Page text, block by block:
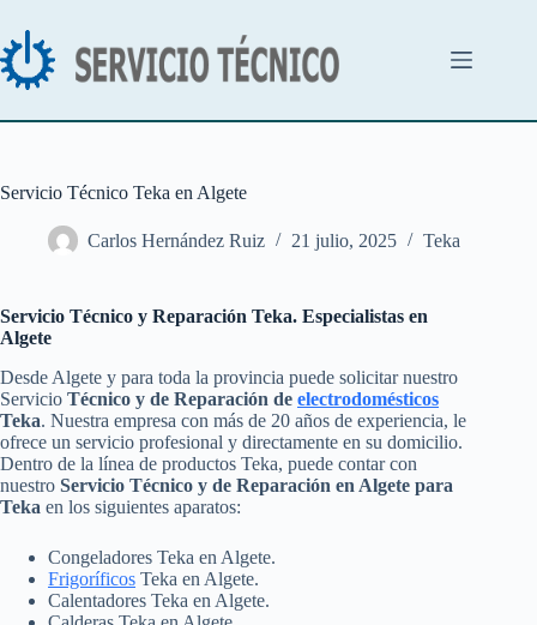
contenido
Servicio Técnico Teka en Algete
Carlos Hernández Ruiz 21 julio, 2025 Teka
Servicio Técnico y Reparación Teka. Especialistas en
Algete
Desde Algete y para toda la provincia puede solicitar nuestro
Servicio Técnico y de Reparación de electrodomésticos
Teka. Nuestra empresa con más de 20 años de experiencia, le
ofrece un servicio profesional y directamente en su domicilio.
Dentro de la línea de productos Teka, puede contar con
nuestro Servicio Técnico y de Reparación en Algete para
Teka en los siguientes aparatos:
Congeladores Teka en Algete.
Frigoríficos Teka en Algete.
Calentadores Teka en Algete.